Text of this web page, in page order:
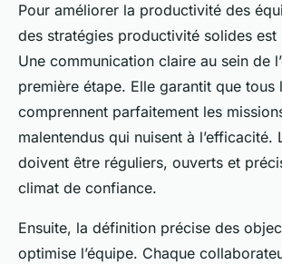
Pour améliorer la productivité des
des stratégies productivité solides est
Une communication claire au sein de
première étape. Elle garantit que tous
comprennent parfaitement les
malentendus qui nuisent à l’efficacité.
doivent être réguliers, ouverts et
climat de confiance.
Ensuite, la définition précise des
optimise l’équipe. Chaque